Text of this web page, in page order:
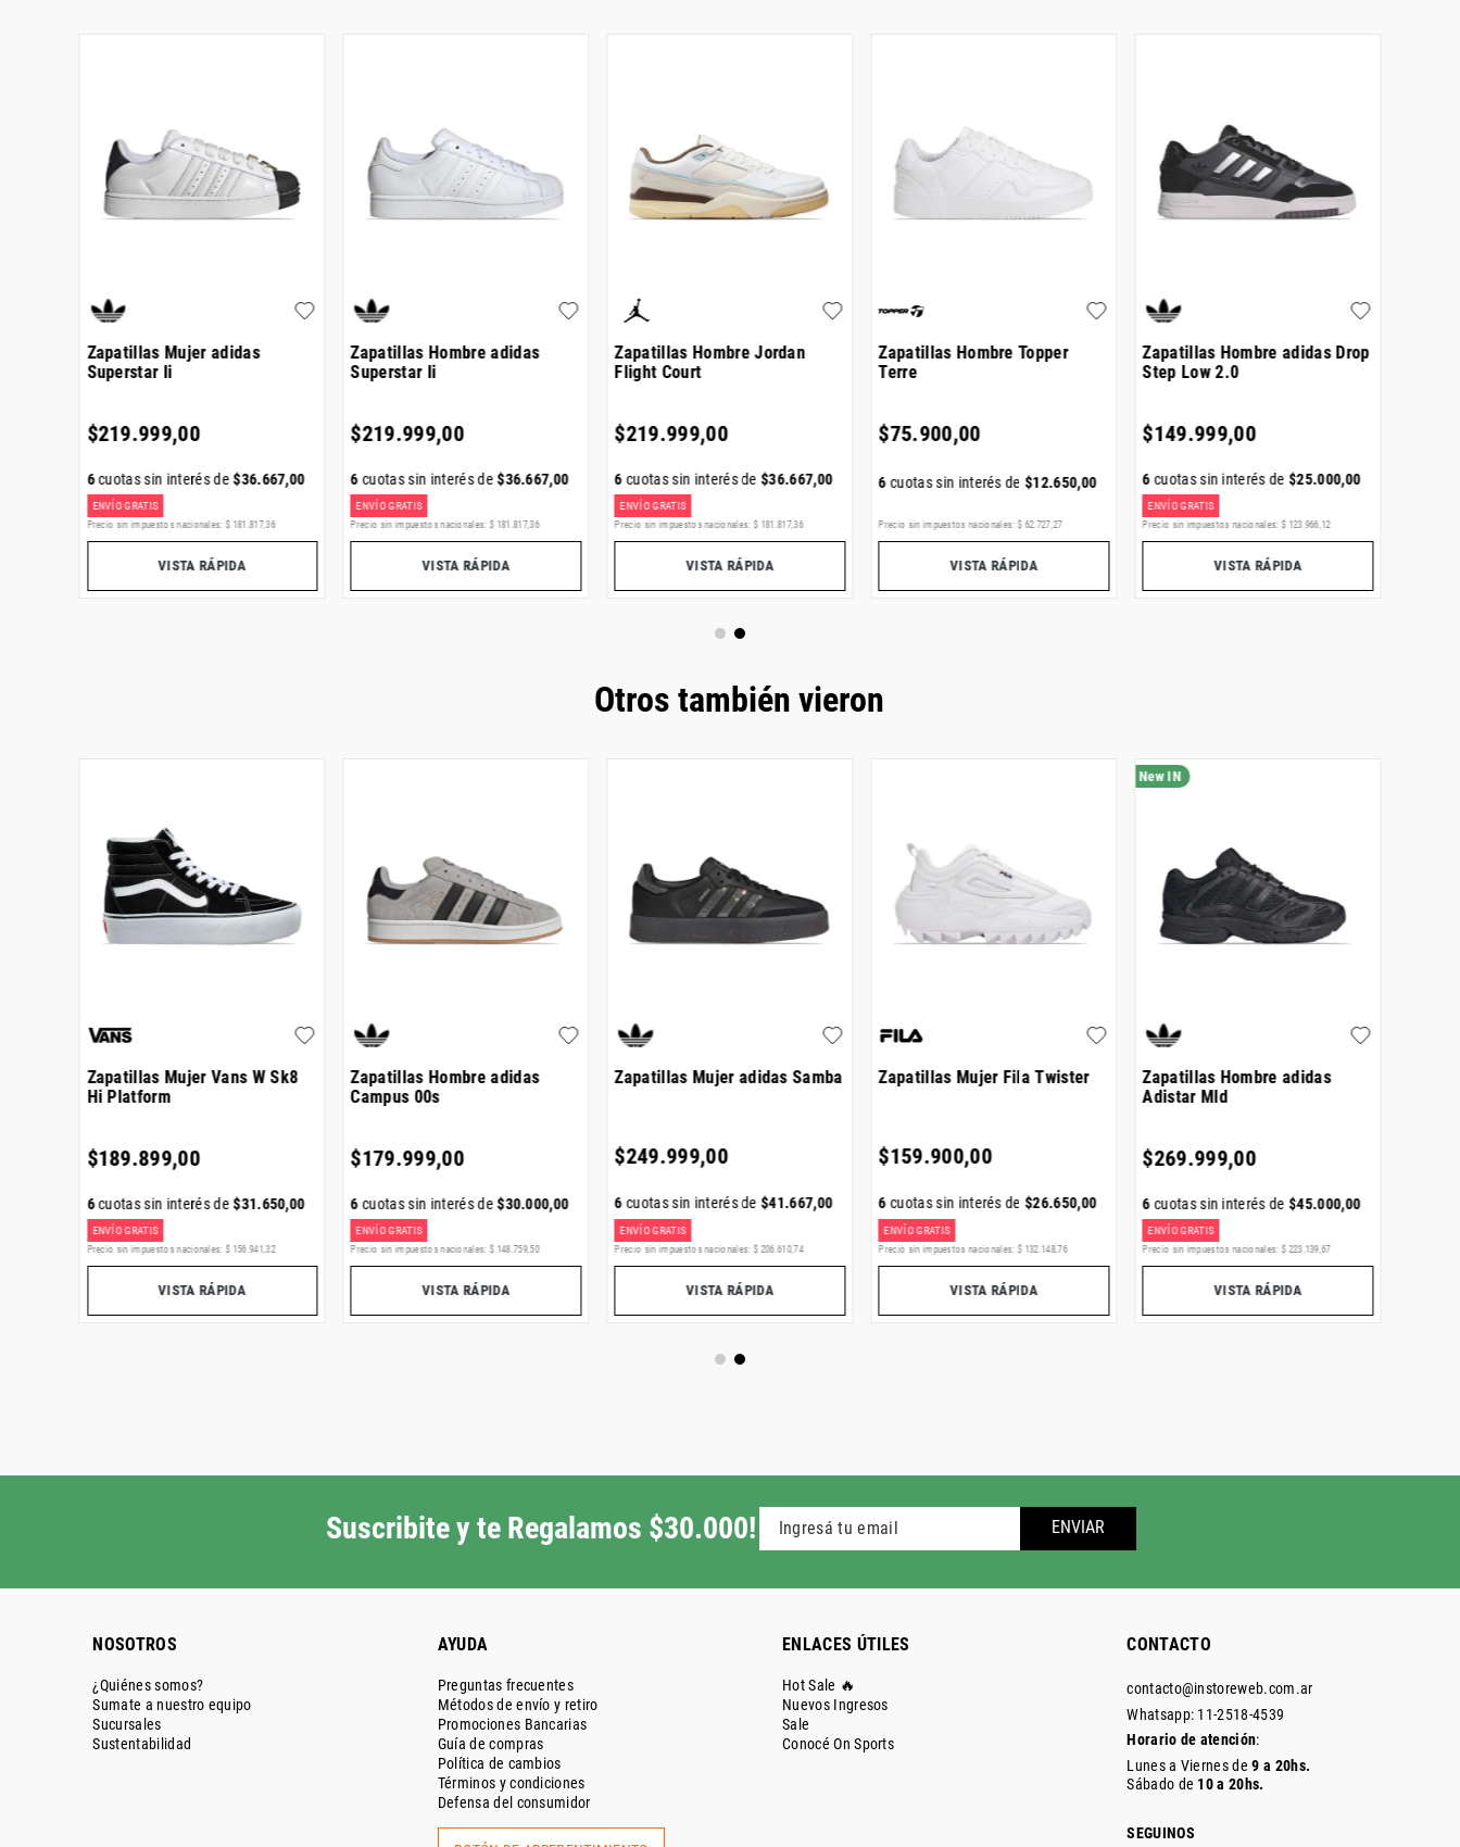
Zapatillas Mujer adidas
Superstar Ii
$219.999,00
6cuotas sin interés de$36.667,00
ENVÍO GRATIS
Precio sin impuestos nacionales: $ 181 .817,36
VISTA RÁPIDA
Zapatillas Hombre adidas
Superstar Ii
$219.999,00
6cuotas sin interés de$36.667,00
ENVÍO GRATIS
Precio sin impuestos nacionales: $ 181 .817,36
VISTA RÁPIDA
Zapatillas Hombre Jordan
Flight Court
$219.999,00
6cuotas sin interés de$36.667,00
ENVÍO GRATIS
Precio sin impuestos nacionales: $ 181 .817,36
VISTA RÁPIDA
Zapatillas Hombre Topper
Terre
$75.900,00
6cuotas sin interés de$12.650,00
Precio sin impuestos nacionales: $ 62.727,27
VISTA RÁPIDA
Zapatillas Hombre adidas Drop
Step Low 2.0
$149.999,00
6cuotas sin interés de$25.000,00
ENVÍO GRATIS
Precio sin impuestos nacionales: $ 123.966,12
VISTA RÁPIDA
Otros también vieron
Zapatillas Mujer Vans W Sk8
Hi Platform
$189.899,00
6cuotas sin interés de$31.650,00
ENVÍO GRATIS
Precio sin impuestos nacionales: $ 156.941,32
VISTA RÁPIDA
Zapatillas Hombre adidas
Campus 00s
$179.999,00
6cuotas sin interés de$30.000,00
ENVÍO GRATIS
Precio sin impuestos nacionales: $ 148.759,50
VISTA RÁPIDA
Zapatillas Mujer adidas Samba
$249.999,00
6cuotas sin interés de$41.667,00
ENVÍO GRATIS
Precio sin impuestos nacionales: $ 206.610,74
VISTA RÁPIDA
Zapatillas Mujer Fila Twister
$159.900,00
6cuotas sin interés de$26.650,00
ENVÍO GRATIS
Precio sin impuestos nacionales: $ 132.148,76
VISTA RÁPIDA
Zapatillas Hombre adidas
Adistar Mld
$269.999,00
6cuotas sin interés de$45.000,00
ENVÍO GRATIS
Precio sin impuestos nacionales: $ 223.139,67
VISTA RÁPIDA
Suscribite y te Regalamos $30.000! ENVIAR
NOSOTROS
¿Quiénes somos?
Sumate a nuestro equipo
Sucursales
Sustentabilidad
AYUDA
Preguntas frecuentes
Métodos de envío y retiro
Promociones Bancarias
Guía de compras
Política de cambios
Términos y condiciones
Defensa del consumidor
ENLACES ÚTILES
Hot Sale 🔥
Nuevos Ingresos
Sale
Conocé On Sports
CONTACTO
contacto@instoreweb.com.ar
Whatsapp: 11-2518-4539
Horario de atención:
Lunes a Viernes de9 a 20hs.
Sábado de 10 a 20hs.
SEGUINOS